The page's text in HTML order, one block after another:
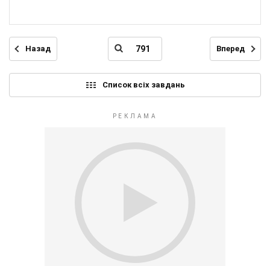
Назад Вперед
Список всіх завдань